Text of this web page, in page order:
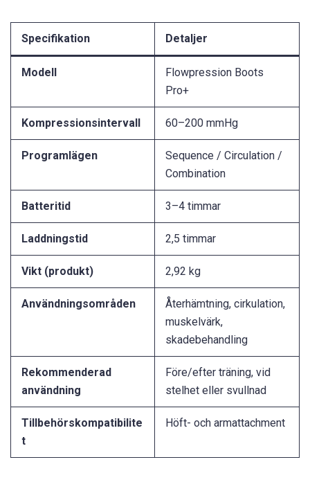
Specifikation Detaljer
Modell
Flowpression Boots
Pro+
Kompressionsintervall 60–200 mmHg
Programlägen
Sequence / Circulation /
Combination
Batteritid 3–4 timmar
Laddningstid 2,5 timmar
Vikt (produkt) 2,92 kg
Användningsområden
Återhämtning, cirkulation,
muskelvärk,
skadebehandling
Rekommenderad
användning
Före/efter träning, vid
stelhet eller svullnad
Tillbehörskompatibilite
t
Höft- och armattachment